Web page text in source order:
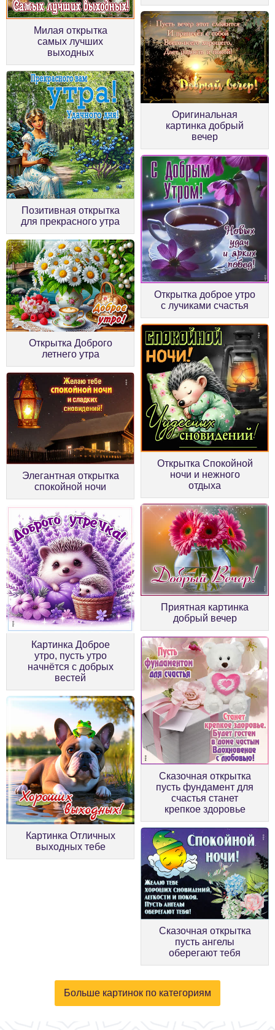
Милая открытка
самых лучших
выходных
Оригинальная
картинка добрый
вечер
Позитивная открытка
для прекрасного утра
Открытка доброе утро
с лучиками счастья
Открытка Доброго
летнего утра
Открытка Спокойной
ночи и нежного
отдыха
Элегантная открытка
спокойной ночи
Приятная картинка
добрый вечер
Картинка Доброе
утро, пусть утро
начнётся с добрых
вестей
Сказочная открытка
пусть фундамент для
счастья станет
крепкое здоровье
Картинка Отличных
выходных тебе
Сказочная открытка
пусть ангелы
оберегают тебя
Больше картинок по категориям